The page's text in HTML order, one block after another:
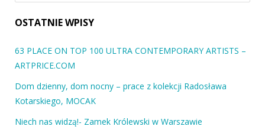
OSTATNIE WPISY
63 PLACE ON TOP 100 ULTRA CONTEMPORARY ARTISTS –
ARTPRICE.COM
Dom dzienny, dom nocny – prace z kolekcji Radosława
Kotarskiego, MOCAK
Niech nas widzą!- Zamek Królewski w Warszawie